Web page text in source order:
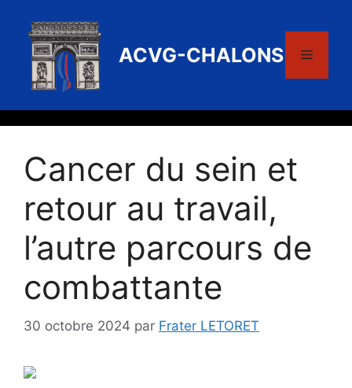
contenu
ACVG-CHALONS Menu
Cancer du sein et
retour au travail,
l’autre parcours de
combattante
30 octobre 2024 par Frater LETORET